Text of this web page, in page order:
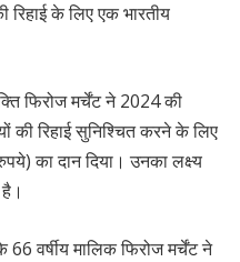
के लिए एक भारतीय
फिरोज मर्चेंट ने 2024 की
रिहाई सुनिश्चित करने के लिए
का दान दिया। उनका लक्ष्य
66 वर्षीय मालिक फिरोज मर्चेंट ने